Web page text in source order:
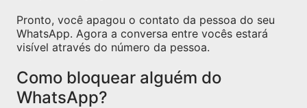
Pronto, você apagou o contato da pessoa do seu
WhatsApp. Agora a conversa entre vocês estará
visível através do número da pessoa.
Como bloquear alguém do
WhatsApp?